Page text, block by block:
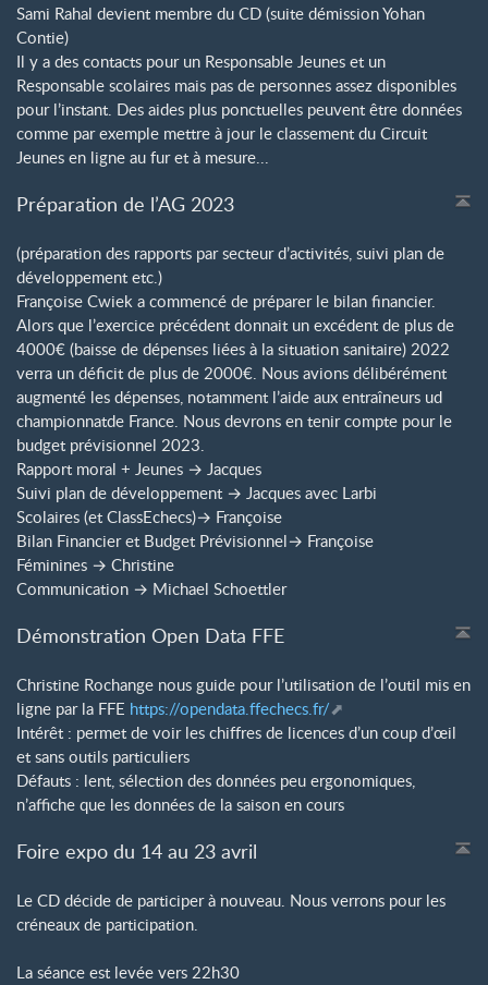
Sami Rahal devient membre du CD (suite démission Yohan
Contie)
Il y a des contacts pour un Responsable Jeunes et un
Responsable scolaires mais pas de personnes assez disponibles
pour l’instant. Des aides plus ponctuelles peuvent être données
comme par exemple mettre à jour le classement du Circuit
Jeunes en ligne au fur et à mesure...
Préparation de l’AG 2023
(préparation des rapports par secteur d’activités, suivi plan de
développement etc.)
Françoise Cwiek a commencé de préparer le bilan financier.
Alors que l’exercice précédent donnait un excédent de plus de
4000€ (baisse de dépenses liées à la situation sanitaire) 2022
verra un déficit de plus de 2000€. Nous avions délibérément
augmenté les dépenses, notamment l’aide aux entraîneurs ud
championnatde France. Nous devrons en tenir compte pour le
budget prévisionnel 2023.
Rapport moral + Jeunes → Jacques
Suivi plan de développement → Jacques avec Larbi
Scolaires (et ClassEchecs)→ Françoise
Bilan Financier et Budget Prévisionnel→ Françoise
Féminines → Christine
Communication → Michael Schoettler
Démonstration Open Data FFE
Christine Rochange nous guide pour l’utilisation de l’outil mis en
ligne par la FFE https://opendata.ffechecs.fr/
Intérêt : permet de voir les chiffres de licences d’un coup d’œil
et sans outils particuliers
Défauts : lent, sélection des données peu ergonomiques,
n’affiche que les données de la saison en cours
Foire expo du 14 au 23 avril
Le CD décide de participer à nouveau. Nous verrons pour les
créneaux de participation.
La séance est levée vers 22h30